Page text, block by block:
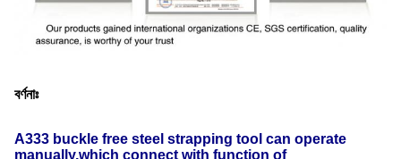
বর্ণনাঃ
A333 buckle free steel strapping tool can operate
manually,which connect with function of